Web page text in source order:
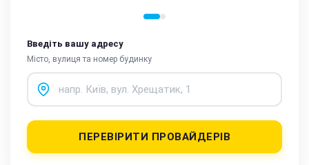
Введіть вашу адресу
Місто, вулиця та номер будинку
ПЕРЕВІРИТИ ПРОВАЙДЕРІВ